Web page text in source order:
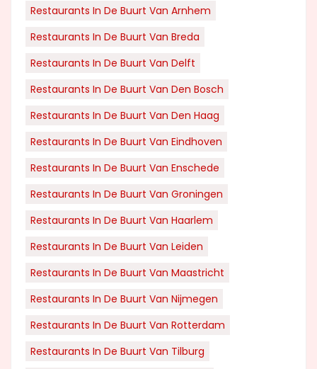
Restaurants In De Buurt Van Arnhem
Restaurants In De Buurt Van Breda
Restaurants In De Buurt Van Delft
Restaurants In De Buurt Van Den Bosch
Restaurants In De Buurt Van Den Haag
Restaurants In De Buurt Van Eindhoven
Restaurants In De Buurt Van Enschede
Restaurants In De Buurt Van Groningen
Restaurants In De Buurt Van Haarlem
Restaurants In De Buurt Van Leiden
Restaurants In De Buurt Van Maastricht
Restaurants In De Buurt Van Nijmegen
Restaurants In De Buurt Van Rotterdam
Restaurants In De Buurt Van Tilburg